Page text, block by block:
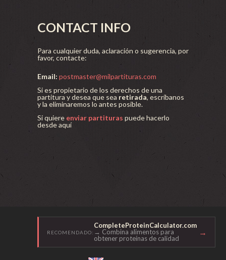
CONTACT INFO
Para cualquier duda, aclaración o sugerencia, por
favor, contacte:
Email: postmaster@milpartituras.com
Si es propietario de los derechos de una
partitura y desea que sea retirada, escríbanos
y la eliminaremos lo antes posible.
Si quiere enviar partituras puede hacerlo
desde aquí
RECOMENDADO:
CompleteProteinCalculator.com
→ Combina alimentos para
obtener proteínas de calidad
→